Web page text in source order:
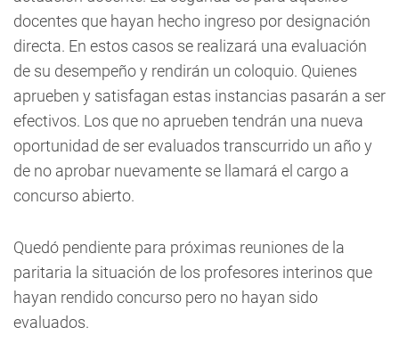
docentes que hayan hecho ingreso por designación
directa. En estos casos se realizará una evaluación
de su desempeño y rendirán un coloquio. Quienes
aprueben y satisfagan estas instancias pasarán a ser
efectivos. Los que no aprueben tendrán una nueva
oportunidad de ser evaluados transcurrido un año y
de no aprobar nuevamente se llamará el cargo a
concurso abierto.
Quedó pendiente para próximas reuniones de la
paritaria la situación de los profesores interinos que
hayan rendido concurso pero no hayan sido
evaluados.